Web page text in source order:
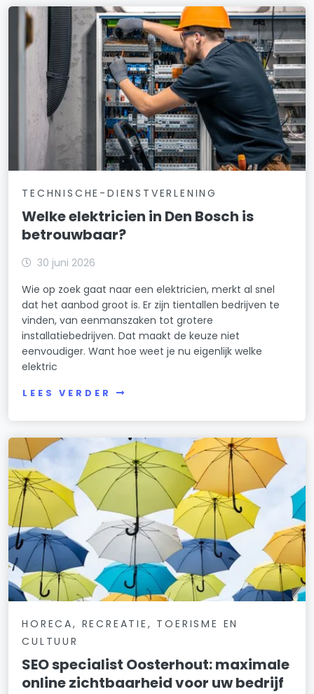
TECHNISCHE-DIENSTVERLENING
Welke elektricien in Den Bosch is
betrouwbaar?
30 juni 2026
Wie op zoek gaat naar een elektricien, merkt al snel
dat het aanbod groot is. Er zijn tientallen bedrijven te
vinden, van eenmanszaken tot grotere
installatiebedrijven. Dat maakt de keuze niet
eenvoudiger. Want hoe weet je nu eigenlijk welke
elektric
LEES VERDER
HORECA, RECREATIE, TOERISME EN
CULTUUR
SEO specialist Oosterhout: maximale
online zichtbaarheid voor uw bedrijf